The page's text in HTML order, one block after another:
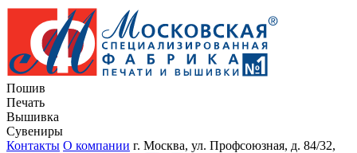
Пошив
Печать
Вышивка
Сувениры
Контакты О компании г. Москва, ул. Профсоюзная, д. 84/32,